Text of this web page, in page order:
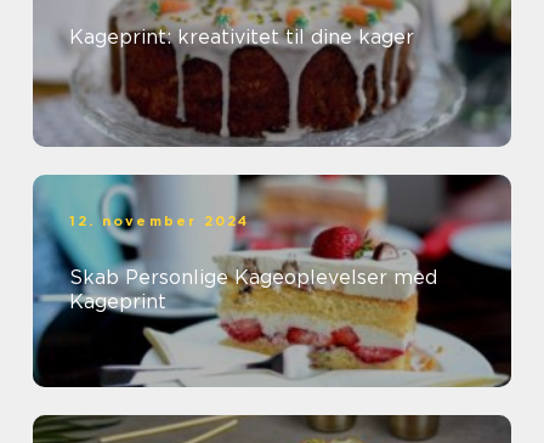
Kageprint: kreativitet til dine kager
12. november 2024
Skab Personlige Kageoplevelser med
Kageprint